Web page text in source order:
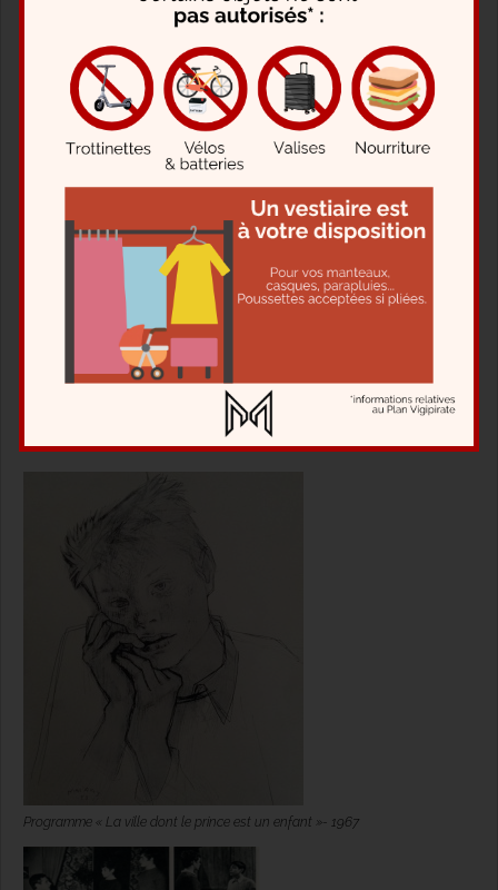
Ville de Paris pour permettre le maintien des actions de création dans le
Le plus grand défi de Meyer, parmi le lancement de quelques comédies à
succès, surviendra en 1967.
Il y a déjà quelques années que les plus grands théâtres courtisent Henry
de Montherlant pour voir jouer une pièce dont il n’a jusqu’alors donné que
des extraits, et des ébauches éditées à quelques exemplaires.
Il est question, pour Montherlant, de trouver un lieu qui se prête à sa pièce,
mais aussi de choisir les bons interprètes : deux des rôles principaux
nécessitent des comédiens très jeunes.
L’œuvre traite, avec précaution, des « amitiés particulières », et s’inspire de
la propre adolescence de l’auteur : dans un collège catholique, se créé un
triangle amoureux entre deux élèves et un abbé.
Meyer dira lui-même de la pièce : « C’est la pièce la plus importante de
notre théâtre depuis le début du siècle ». LA VILLE DONT LE PRINCE EST
UN ENFANT se produira au Michel pas moins de 1450 fois, avec un accueil
critique et publique triomphal. Elle sera d’ailleurs reprise sur d’autres scènes
en 1974, 1994 et 2006. La version de Meyer a même été captée et diffusée
Programme « La ville dont le prince est un enfant »- 1967